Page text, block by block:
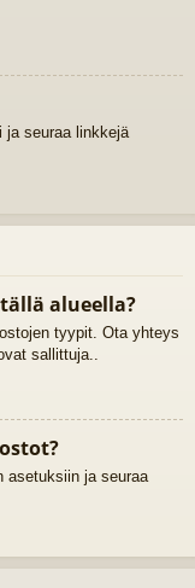
ja seuraa linkkejä
alueella?
tyypit. Ota yhteys
sallittuja..
asetuksiin ja seuraa